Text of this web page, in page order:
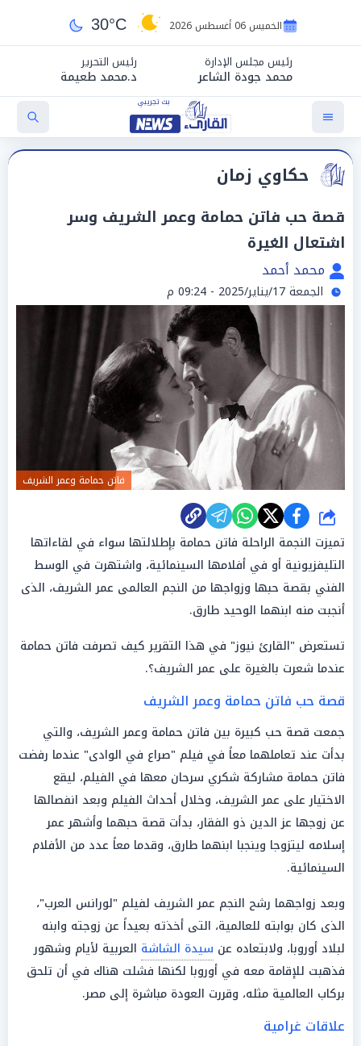
الخميس 06 أغسطس 2026 30°C
رئيس مجلس الإدارة
محمد جودة الشاعر
رئيس التحرير
د.محمد طعيمة
حكاوي زمان
قصة حب فاتن حمامة وعمر الشريف وسر
اشتعال الغيرة
محمد أحمد
الجمعة 17/يناير/2025 - 09:24 م
فاتن حمامة وعمر الشريف
شارك
تميزت النجمة الراحلة فاتن حمامة بإطلالتها سواء في لقاءاتها
التليفزيونية أو في أفلامها السينمائية، واشتهرت في الوسط
الفني بقصة حبها وزواجها من النجم العالمى عمر الشريف، الذى
أنجبت منه ابنهما الوحيد طارق.
تستعرض "القارئ نيوز" في هذا التقرير كيف تصرفت فاتن حمامة
عندما شعرت بالغيرة على عمر الشريف؟.
قصة حب فاتن حمامة وعمر الشريف
جمعت قصة حب كبيرة بين فاتن حمامة وعمر الشريف، والتي
بدأت عند تعاملهما معاً في فيلم "صراع في الوادى" عندما رفضت
فاتن حمامة مشاركة شكري سرحان معها في الفيلم، ليقع
الاختيار على عمر الشريف، وخلال أحداث الفيلم وبعد انفصالها
عن زوجها عز الدين ذو الفقار، بدأت قصة حبهما وأشهر عمر
إسلامه ليتزوجا وينجبا ابنهما طارق، وقدما معاً عدد من الأفلام
السينمائية.
وبعد زواجهما رشح النجم عمر الشريف لفيلم "لورانس العرب"،
الذى كان بوابته للعالمية، التى أخذته بعيداً عن زوجته وابنه
لبلاد أوروبا، ولابتعاده عن سيدة الشاشة العربية لأيام وشهور
فذهبت للإقامة معه في أوروبا لكنها فشلت هناك في أن تلحق
بركاب العالمية مثله، وقررت العودة مباشرة إلى مصر.
علاقات غرامية